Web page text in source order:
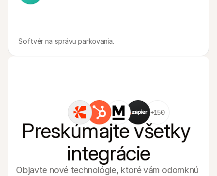
Softvér na správu parkovania.
+150
Preskúmajte všetky
integrácie
Objavte nové technológie, ktoré vám odomknú